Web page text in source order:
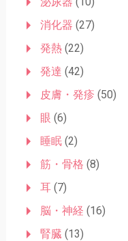
消化器 (27)
発熱(22)
発達 (42)
皮膚・発疹 (50)
眼 (6)
睡眠(2)
筋・骨格 (8)
耳(7)
脳・神経 (16)
腎臓 (13)